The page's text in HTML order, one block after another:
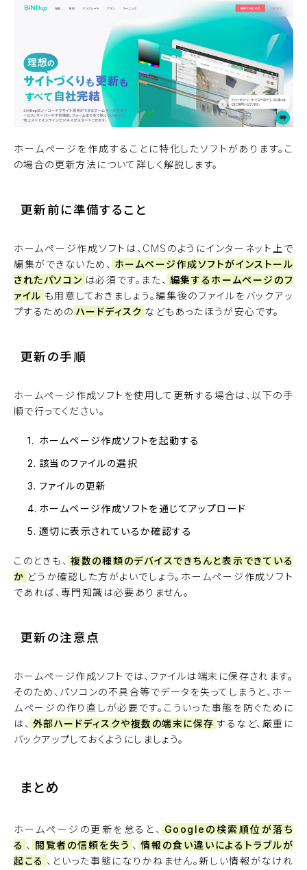
ホームページを作成することに特化したソフトがあります。こ
の場合の更新方法について詳しく解説します。
更新前に準備すること
ホームページ作成ソフトは、CMSのようにインターネット上で
編集ができないため、 ホームページ作成ソフトがインストール
されたパソコン は必須です。また、 編集するホームページのフ
ァイル も用意しておきましょう。編集後のファイルをバックアッ
プするための ハードディスク などもあったほうが安心です。
更新の手順
ホームページ作成ソフトを使用して更新する場合は、以下の手
順で行ってください。
ホームページ作成ソフトを起動する
該当のファイルの選択
ファイルの更新
ホームページ作成ソフトを通じてアップロード
適切に表示されているか確認する
このときも、 複数の種類のデバイスできちんと表示できている
か どうか確認した方がよいでしょう。ホームページ作成ソフト
であれば、専門知識は必要ありません。
更新の注意点
ホームページ作成ソフトでは、ファイルは端末に保存されます。
そのため、パソコンの不具合等でデータを失ってしまうと、ホー
ムページの作り直しが必要です。こういった事態を防ぐために
は、 外部ハードディスクや複数の端末に保存 するなど、厳重に
バックアップしておくようにしましょう。
まとめ
ホームページの更新を怠ると、 Googleの検索順位が落ち
る 、 閲覧者の信頼を失う 、 情報の食い違いによるトラブルが
起こる 、といった事態になりかねません。新しい情報がなけれ